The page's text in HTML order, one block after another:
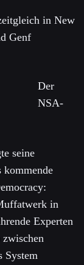
in New
Genf
Der
NSA-
seine
in
Experten
System